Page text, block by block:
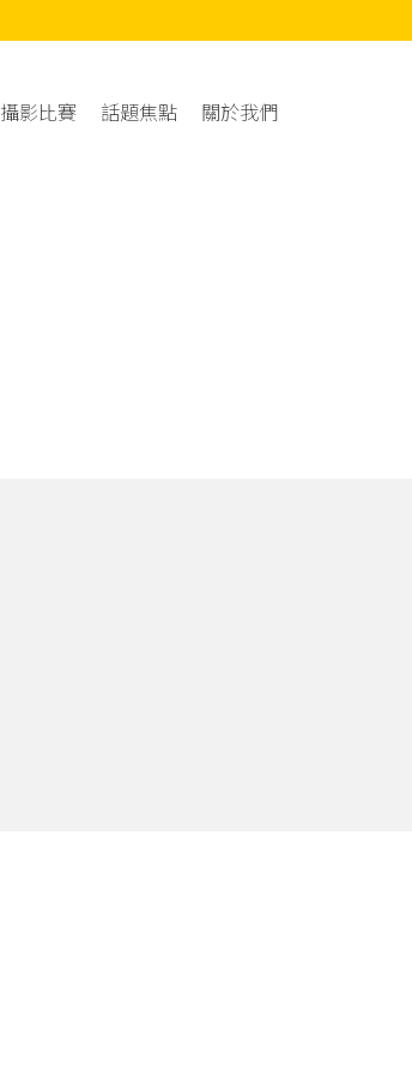
攝影比賽 話題焦點 關於我們